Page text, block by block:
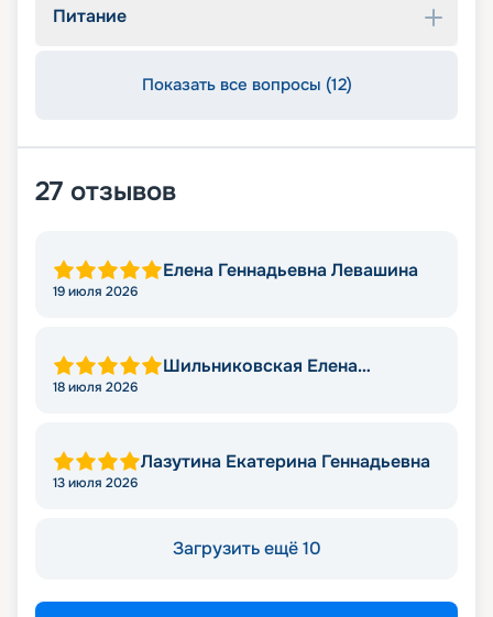
Питание
Показать все вопросы (12)
27 отзывов
Елена Геннадьевна Левашина
19 июля 2026
Шильниковская Елена
18 июля 2026
Лазутина Екатерина Геннадьевна
13 июля 2026
Загрузить ещё 10